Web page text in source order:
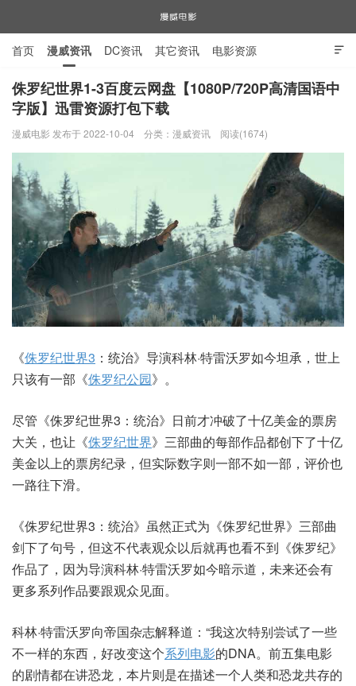
漫威电影

首页 漫威资讯 DC资讯 其它资讯 电影资源
电视剧资源 漫威图片
侏罗纪世界1-3百度云网盘【1080P/720P高清国语中
字版】迅雷资源打包下载
漫威电影 发布于 2022-10-04 分类： 漫威资讯 阅读(1674)
《侏罗纪世界3 ：统治》导演科林·特雷沃罗如今坦承，世上
只该有一部《侏罗纪公园》。
尽管《侏罗纪世界3：统治》日前才冲破了十亿美金的票房
大关，也让《侏罗纪世界》三部曲的每部作品都创下了十亿
美金以上的票房纪录，但实际数字则一部不如一部，评价也
一路往下滑。
《侏罗纪世界3：统治》虽然正式为《侏罗纪世界》三部曲
剑下了句号，但这不代表观众以后就再也看不到《侏罗纪》
作品了，因为导演科林·特雷沃罗如今暗示道，未来还会有
更多系列作品要跟观众见面。
科林·特雷沃罗向帝国杂志解释道：“我这次特别尝试了一些
不一样的东西，好改变这个系列电影的DNA。前五集电影
的剧情都在讲恐龙，本片则是在描述一个人类和恐龙共存的